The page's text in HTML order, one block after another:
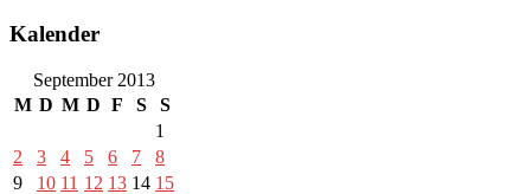
Kalender
September 2013
M D M D F S
S
1
2
3 4 5 6 7
8
9
10 11 12 13 14 15